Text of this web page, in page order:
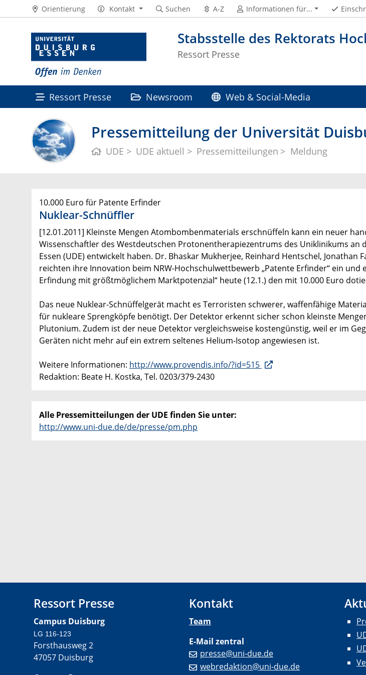
Stabsstelle des Rektorats
Ressort Presse
Orientierung Kontakt Suchen A-Z Informationen für...
Ressort Presse Newsroom Web & Social-Media
Pressemitteilung der Universität
UDE UDE aktuell Pressemitteilungen Meldung
10.000 Euro für Patente Erfinder
Nuklear-Schnüffler
[12.01.2011] Kleinste Mengen Atombombenmaterials erschnüffeln kann ein neuer
Wissenschaftler des Westdeutschen Protonentherapiezentrums des Uniklinikums an
Essen (UDE) entwickelt haben. Dr. Bhaskar Mukherjee, Reinhard Hentschel, Jonathan
reichten ihre Innovation beim NRW-Hochschulwettbewerb „Patente Erfinder“ ein und
Erfindung mit größtmöglichem Marktpotenzial“ heute (12.1.) den mit 10.000 Euro
Das neue Nuklear-Schnüffelgerät macht es Terroristen schwerer, waffenfähige
für nukleare Sprengköpfe benötigt. Der Detektor erkennt sicher schon kleinste
Plutonium. Zudem ist der neue Detektor vergleichsweise kostengünstig, weil er im
Geräten nicht mehr auf ein extrem seltenes Helium-Isotop angewiesen ist.
Weitere Informationen: http://www.provendis.info/?id=515
Redaktion: Beate H. Kostka, Tel. 0203/379-2430
Alle Pressemitteilungen der UDE finden Sie unter:
http://www.uni-due.de/de/presse/pm.php
Ressort Presse
Campus Duisburg
LG 116-123
Forsthausweg 2
47057 Duisburg
Kontakt
Team
E-Mail zentral
presse@uni-due.de
webredaktion@uni-due.de